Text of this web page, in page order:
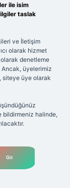
ile isim
taslak
ve İletişim
olarak hizmet
denetleme
Ancak, üyelerimiz
siteye üye olarak
bildirmeniz halinde,